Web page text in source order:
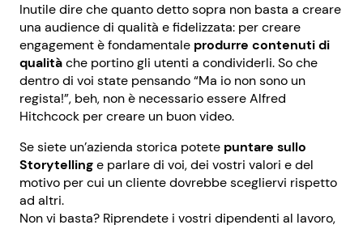
Inutile dire che quanto detto sopra non basta a creare
una audience di qualità e fidelizzata: per creare
engagement è fondamentale produrre contenuti di
qualitàche portino gli utenti a condividerli. So che
dentro di voi state pensando “Ma io non sono un
regista!”, beh, non è necessario essere Alfred
Hitchcock per creare un buon video.
Se siete un’azienda storica potete puntare sullo
Storytellinge parlare di voi, dei vostri valori e del
motivo per cui un cliente dovrebbe scegliervi rispetto
ad altri.
Non vi basta? Riprendete i vostri dipendenti al lavoro,